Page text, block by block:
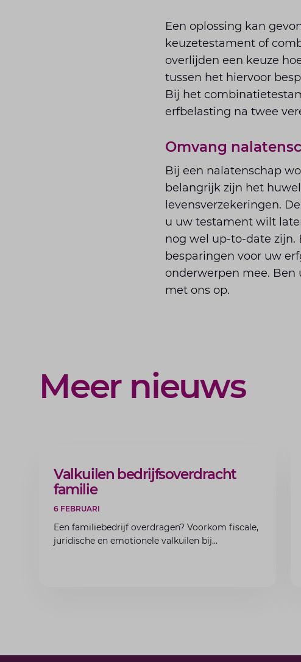
Een oplossing kan
keuzetestament of
overlijden een keuze
tussen het hiervoor
Bij het
erfbelasting na twee
Omvang
Bij een nalatenschap
belangrijk zijn het
levensverzekeringen.
u uw testament wilt
nog wel up-to-date zijn.
besparingen voor uw
onderwerpen mee. Ben
met ons op.
Meer nieuws
ARTIKEL
Valkuilen bedrijfsoverdracht
familie
6 FEBRUARI
Een familiebedrijf overdragen? Voorkom fiscale,
juridische en emotionele valkuilen bij